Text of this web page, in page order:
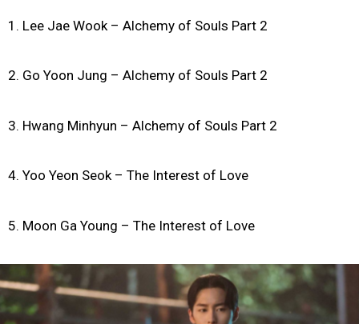
1. Lee Jae Wook – Alchemy of Souls Part 2
2. Go Yoon Jung – Alchemy of Souls Part 2
3. Hwang Minhyun – Alchemy of Souls Part 2
4. Yoo Yeon Seok – The Interest of Love
5. Moon Ga Young – The Interest of Love